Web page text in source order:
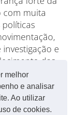
melhor
e analisar
Ao utilizar
de cookies.
com muita
políticas
e
das